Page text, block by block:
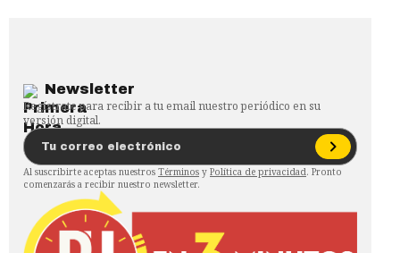
Newsletter
Regístrate para recibir a tu email nuestro periódico en su
versión digital.
Al suscribirte aceptas nuestros Términos y Política de privacidad. Pronto
comenzarás a recibir nuestro newsletter.